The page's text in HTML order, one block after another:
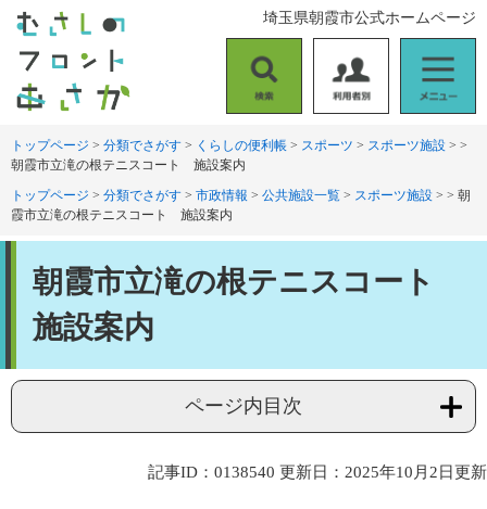
す
し
本
文
索
用
者
ニ
ュ
埼玉県朝霞市公式ホームページ
トップページ > 分類でさがす > くらしの便利帳 > スポーツ > スポーツ施設 > >
朝霞市立滝の根テニスコート 施設案内
トップページ > 分類でさがす > 市政情報 > 公共施設一覧 > スポーツ施設 > > 朝
霞市立滝の根テニスコート 施設案内
朝霞市立滝の根テニスコート
施設案内
ページ内目次
記事ID：0138540 更新日：2025年10月2日更新